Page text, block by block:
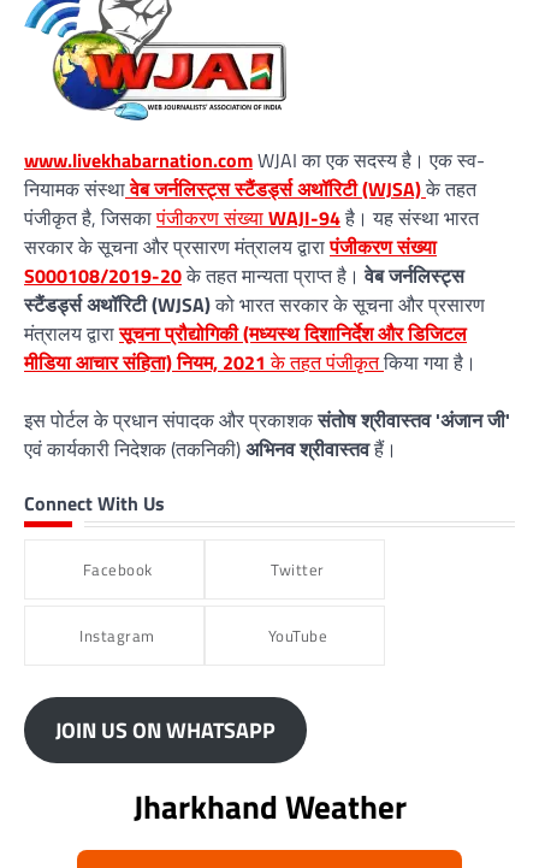
www.livekhabarnation.comWJAI का एक सदस्य है। एक स्व-
नियामक संस्थावेब जर्नलिस्ट्स स्टैंडर्ड्स अथॉरिटी (WJSA)के तहत
पंजीकृत है, जिसकापंजीकरण संख्याWAJI-94है। यह संस्था भारत
सरकार के सूचना और प्रसारण मंत्रालय द्वारापंजीकरण संख्या
S000108/2019-20के तहत मान्यता प्राप्त है।वेब जर्नलिस्ट्स
स्टैंडर्ड्स अथॉरिटी (WJSA)को भारत सरकार के सूचना और प्रसारण
मंत्रालय द्वारासूचना प्रौद्योगिकी (मध्यस्थ दिशानिर्देश और डिजिटल
मीडिया आचार संहिता) नियम, 2021 के तहत पंजीकृतकिया गया है।
इस पोर्टल के प्रधान संपादक और प्रकाशकसंतोष श्रीवास्तव 'अंजान जी'
एवं कार्यकारी निदेशक (तकनिकी)अभिनव श्रीवास्तवहैं।
Connect With Us
Facebook Twitter
Instagram YouTube
JOIN US ON WHATSAPP
Jharkhand Weather